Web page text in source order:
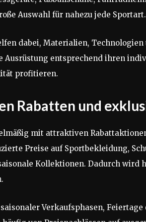
Auswahl für nahezu jede Sportart.
dabei, Materialien, Technologien
Ausrüstung entsprechend ihren
profitieren.
Rabatten und
mit attraktiven
Preise auf Sportbekleidung,
Kollektionen. Dadurch wird
Verkaufsphasen,